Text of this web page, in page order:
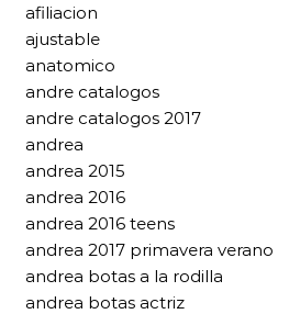
afiliacion
ajustable
anatomico
andre catalogos
andre catalogos 2017
andrea
andrea 2015
andrea 2016
andrea 2016 teens
andrea 2017 primavera verano
andrea botas a la rodilla
andrea botas actriz